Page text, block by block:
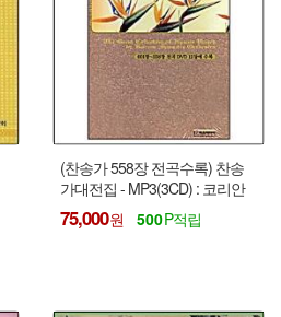
(찬송가 558장 전곡수록) 찬송
가대전집 - MP3(3CD) : 코리안
심포니 오케스트라와 국립합창
단이 함께하는
75,000 500